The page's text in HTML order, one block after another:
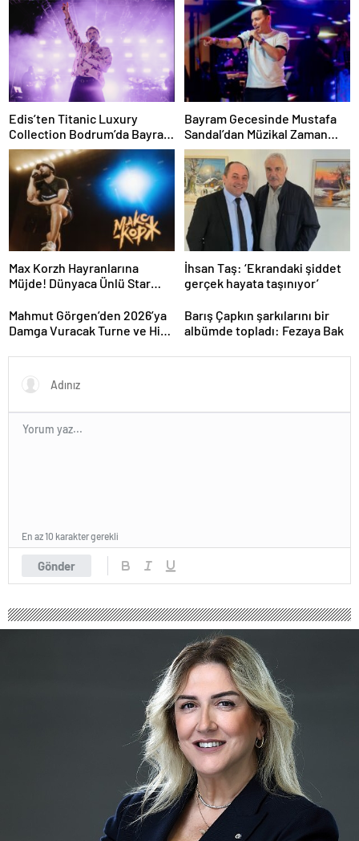
Edis’ten Titanic Luxury
Collection Bodrum’da Bayram
Gecesine Damga Vuran
Performans
Bayram Gecesinde Mustafa
Sandal’dan Müzikal Zaman
Yolculuğu
Max Korzh Hayranlarına
Müjde! Dünyaca Ünlü Star
Performansla Hayranlarıyla
Buluşuyor
İhsan Taş: ‘Ekrandaki şiddet
gerçek hayata taşınıyor’
Mahmut Görgen’den 2026’ya
Damga Vuracak Turne ve Hit
Barış Çapkın şarkılarını bir
albümde topladı: Fezaya Bak
Gönder
En az 10 karakter gerekli